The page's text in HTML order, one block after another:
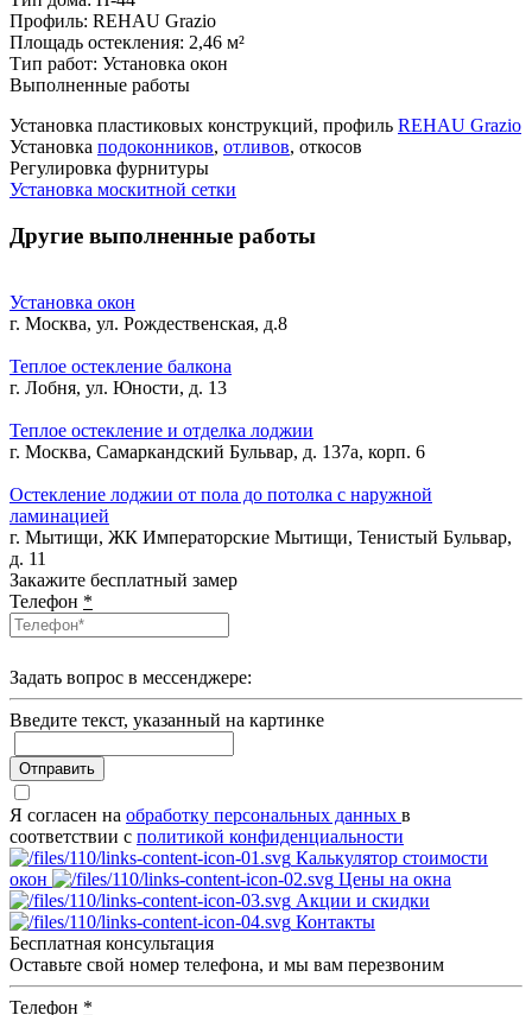
Профиль: REHAU Grazio
Площадь остекления: 2,46 м²
Тип работ: Установка окон
Выполненные работы
Установка пластиковых конструкций, профиль REHAU Grazio
Установка подоконников, отливов, откосов
Регулировка фурнитуры
Установка москитной сетки
Другие выполненные работы
Установка окон
г. Москва, ул. Рождественская, д.8
Теплое остекление балкона
г. Лобня, ул. Юности, д. 13
Теплое остекление и отделка лоджии
г. Москва, Самаркандский Бульвар, д. 137а, корп. 6
Остекление лоджии от пола до потолка с наружной
ламинацией
г. Мытищи, ЖК Императорские Мытищи, Тенистый Бульвар,
д. 11
Закажите бесплатный замер
Телефон *
Задать вопрос в мессенджере:
Введите текcт, указанный на картинке
Отправить
Я согласен на обработку персональных данных в
соответствии с политикой конфиденциальности
Калькулятор стоимости
окон
Цены на окна
Акции и скидки
Контакты
Бесплатная консультация
Оставьте свой номер телефона, и мы вам перезвоним
Телефон *